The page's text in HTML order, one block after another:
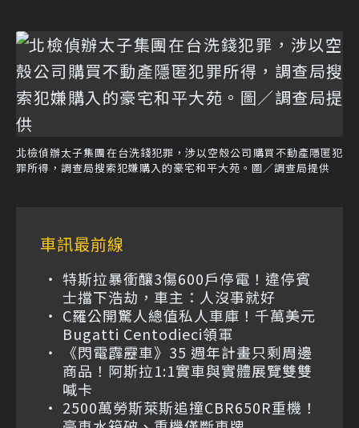
北檢偵辦太子集團在台洗錢犯罪，涉以空殼公司購買不動產隱匿犯
罪所得，調查局搜索犯嫌購入的豪宅和平大苑。圖／調查局提供
車訊最前線
特斯拉暴衝釀3傷600戶停電！違停賓
士擋下浩劫，車主：人沒事就好
C羅公開驚人總值私人車庫！千萬美元
Bugatti Centodieci領軍
《閃電霹靂車》35 週年計畫只剩周邊
商品！阿斯拉1:1實車與實體展覽雙雙
喊卡
2500萬勞斯萊斯追撞CBR650R重機！